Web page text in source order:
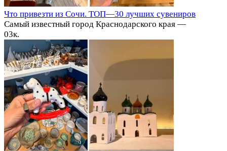
Что привезти из Сочи. ТОП—30 лучших сувениров
Самый известный город Краснодарского края —
03к.